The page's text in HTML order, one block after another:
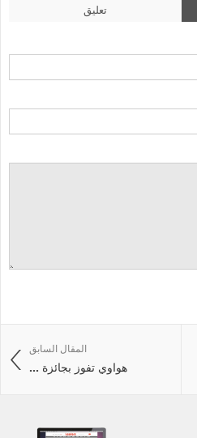
تعليق
المقال السابق
هواوي تفوز بجائزة ...